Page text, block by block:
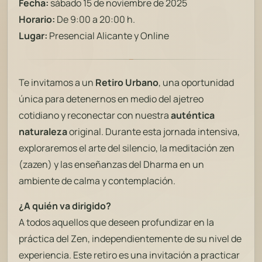
Fecha: sábado 15 de noviembre de 2025
Horario: De 9:00 a 20:00 h.
Lugar: Presencial Alicante y Online
Te invitamos a un Retiro Urbano, una oportunidad
única para detenernos en medio del ajetreo
cotidiano y reconectar con nuestraauténtica
naturalezaoriginal. Durante esta jornada intensiva,
exploraremos el arte del silencio, la meditación zen
(zazen) y las enseñanzas del Dharma en un
ambiente de calma y contemplación.
¿A quién va dirigido?
A todos aquellos que deseen profundizar en la
práctica del Zen, independientemente de su nivel de
experiencia. Este retiro es una invitación a practicar